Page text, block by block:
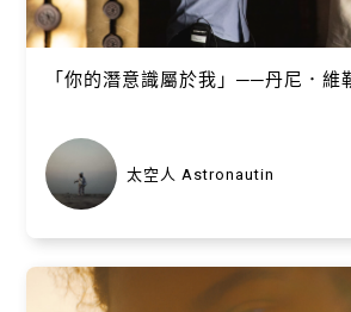
「你的潛意識屬於我」──丹尼．維
太空人 Astronautin